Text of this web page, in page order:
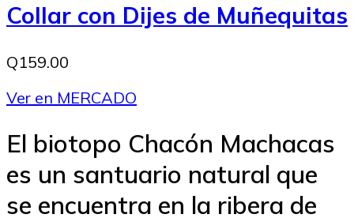
Collar con Dijes de Muñequitas
Q159.00
Ver en MERCADO
El biotopo Chacón Machacas
es un santuario natural que
se encuentra en la ribera de